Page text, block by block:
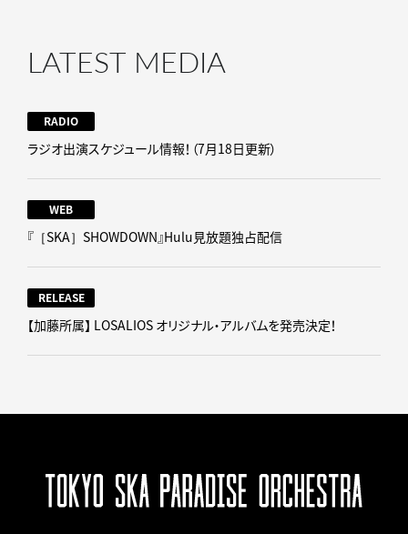
LATEST MEDIA
RADIO
ラジオ出演スケジュール情報！（7月18日更新）
WEB
『［SKA］SHOWDOWN』Hulu見放題独占配信
RELEASE
【加藤所属】 LOSALIOS オリジナル・アルバムを発売決定！